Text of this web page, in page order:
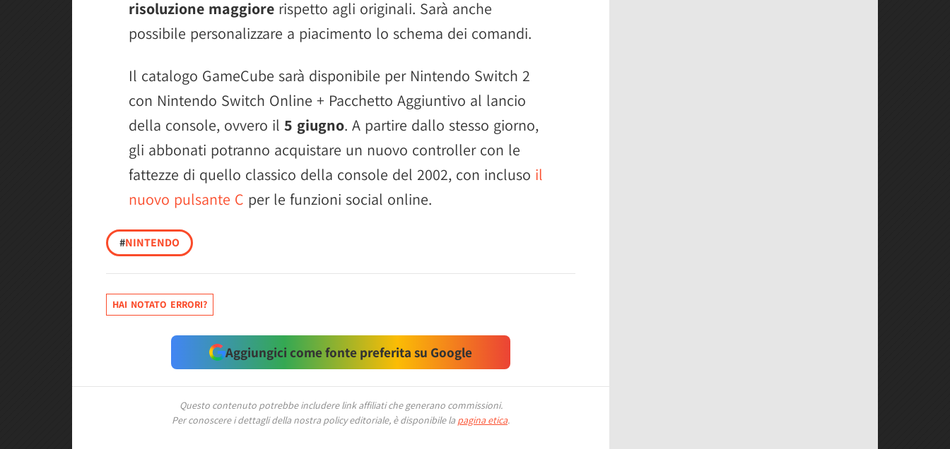
risoluzione maggiore rispetto agli originali. Sarà anche
possibile personalizzare a piacimento lo schema dei comandi.
Il catalogo GameCube sarà disponibile per Nintendo Switch 2
con Nintendo Switch Online + Pacchetto Aggiuntivo al lancio
della console, ovvero il 5 giugno. A partire dallo stesso giorno,
gli abbonati potranno acquistare un nuovo controller con le
fattezze di quello classico della console del 2002, con incluso il
nuovo pulsante C per le funzioni social online.
#NINTENDO
HAI NOTATO ERRORI?
Aggiungici come fonte preferita su Google
Questo contenuto potrebbe includere link affiliati che generano commissioni.
Per conoscere i dettagli della nostra policy editoriale, è disponibile la pagina etica.